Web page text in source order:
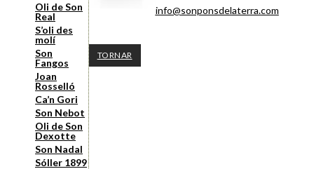
Oli de Son
Real
S’oli des
molí
Son
Fangos
Joan
Rosselló
Ca’n Gori
Son Nebot
Oli de Son
Dexotte
Son Nadal
Sóller 1899
info@sonponsdelaterra.com
TORNAR